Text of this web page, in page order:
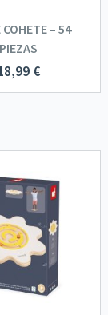
COHETE – 54
PIEZAS
€